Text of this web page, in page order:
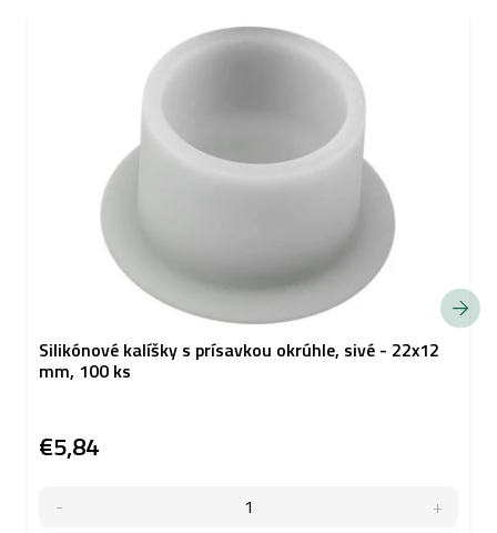
Silikónové kalíšky s prísavkou okrúhle, sivé - 22x12
mm, 100 ks
€5,84